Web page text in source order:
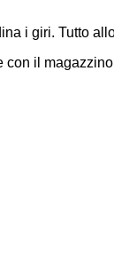
i giri. Tutto
con il